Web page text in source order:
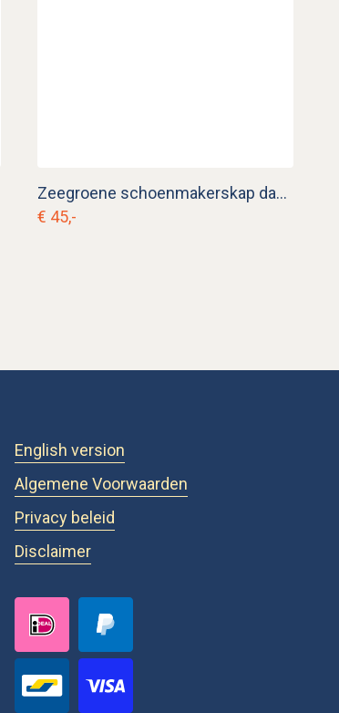
Zeegroene schoenmakerskap dakkap v. lp 6
€ 45,-
English version
Algemene Voorwaarden
Privacy beleid
Disclaimer